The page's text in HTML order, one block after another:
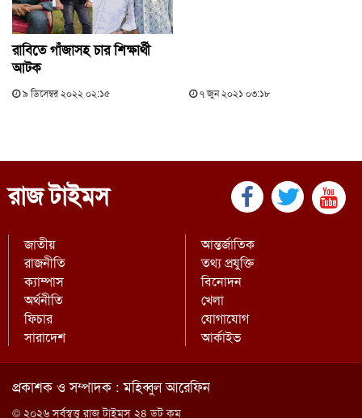
রাবিতে গাঁজাসহ চার শিক্ষার্থী
আটক
৯ ডিসেম্বর ২০২২ ০২:১৫ ৭ জুন ২০২১ ০৩:১৮
রাজ টাইমস
জাতীয়
রাজনীতি
আন্তর্জাতিক
তথ্য প্রযুক্তি
ক্যাম্পাস
অর্থনীতি
বিনোদন
খেলা
ফিচার
সারাদেশ
যোগাযোগ
আর্কাইভ
প্রকাশক ও সম্পাদক : মহিব্বুল আরেফিন
© ২০২৬ সর্বস্বত্ত্ব রাজ টাইমস ২৪ ডট কম